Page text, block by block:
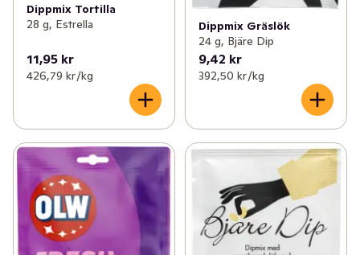
Dippmix Tortilla
28 g, Estrella
11,95 kr
426,79 kr /kg
Dippmix Gräslök
24 g, Bjäre Dip
9,42 kr
392,50 kr /kg